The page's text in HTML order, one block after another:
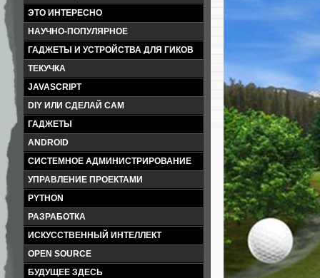
ЭТО ИНТЕРЕСНО
НАУЧНО-ПОПУЛЯРНОЕ
ГАДЖЕТЫ И УСТРОЙСТВА ДЛЯ ГИКОВ
ТЕКУЧКА
JAVASCRIPT
DIY ИЛИ СДЕЛАЙ САМ
ГАДЖЕТЫ
ANDROID
СИСТЕМНОЕ АДМИНИСТРИРОВАНИЕ
УПРАВЛЕНИЕ ПРОЕКТАМИ
PYTHON
РАЗРАБОТКА
ИСКУССТВЕННЫЙ ИНТЕЛЛЕКТ
OPEN SOURCE
БУДУЩЕЕ ЗДЕСЬ